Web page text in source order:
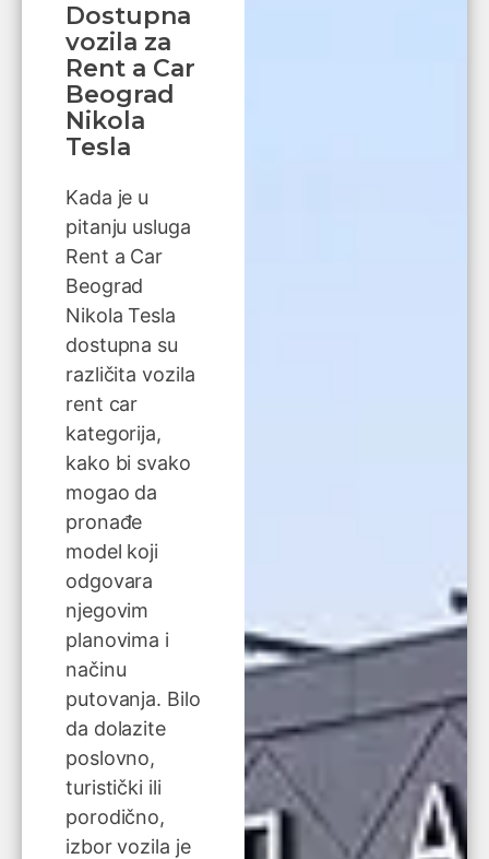
Dostupna
vozila za
Rent a Car
Beograd
Nikola
Tesla
Kada je u
pitanju usluga
Rent a Car
Beograd
Nikola Tesla
dostupna su
različita vozila
rent car
kategorija,
kako bi svako
mogao da
pronađe
model koji
odgovara
njegovim
planovima i
načinu
putovanja. Bilo
da dolazite
poslovno,
turistički ili
porodično,
izbor vozila je